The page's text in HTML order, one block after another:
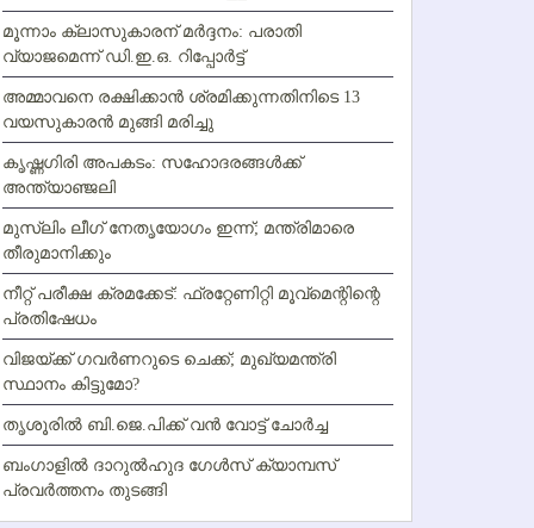
മൂന്നാം ക്ലാസുകാരന് മര്‍ദ്ദനം: പരാതി
വ്യാജമെന്ന് ഡി.ഇ.ഒ. റിപ്പോര്‍ട്ട്
അമ്മാവനെ രക്ഷിക്കാന്‍ ശ്രമിക്കുന്നതിനിടെ 13
വയസുകാരന്‍ മുങ്ങി മരിച്ചു
കൃഷ്ണഗിരി അപകടം: സഹോദരങ്ങള്‍ക്ക്
അന്ത്യാഞ്ജലി
മുസ്ലിം ലീഗ് നേതൃയോഗം ഇന്ന്; മന്ത്രിമാരെ
തീരുമാനിക്കും
നീറ്റ് പരീക്ഷ ക്രമക്കേട്: ഫ്രറ്റേണിറ്റി മൂവ്‌മെന്റിന്റെ
പ്രതിഷേധം
വിജയ്ക്ക് ഗവര്‍ണറുടെ ചെക്ക്; മുഖ്യമന്ത്രി
സ്ഥാനം കിട്ടുമോ?
തൃശൂരില്‍ ബി.ജെ.പിക്ക് വന്‍ വോട്ട് ചോര്‍ച്ച
ബംഗാളില്‍ ദാറുല്‍ഹുദ ഗേള്‍സ് ക്യാമ്പസ്
പ്രവര്‍ത്തനം തുടങ്ങി